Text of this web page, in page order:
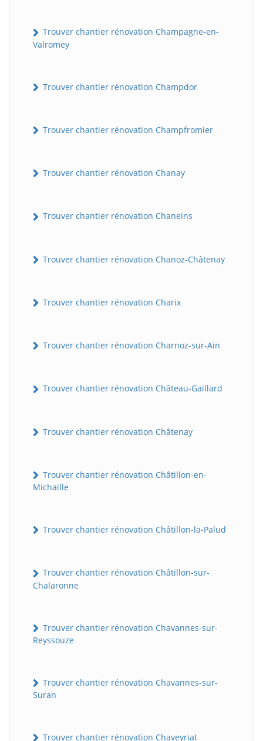
Trouver chantier rénovation Champagne-en-
Valromey
Trouver chantier rénovation Champdor
Trouver chantier rénovation Champfromier
Trouver chantier rénovation Chanay
Trouver chantier rénovation Chaneins
Trouver chantier rénovation Chanoz-Châtenay
Trouver chantier rénovation Charix
Trouver chantier rénovation Charnoz-sur-Ain
Trouver chantier rénovation Château-Gaillard
Trouver chantier rénovation Châtenay
Trouver chantier rénovation Châtillon-en-
Michaille
Trouver chantier rénovation Châtillon-la-Palud
Trouver chantier rénovation Châtillon-sur-
Chalaronne
Trouver chantier rénovation Chavannes-sur-
Reyssouze
Trouver chantier rénovation Chavannes-sur-
Suran
Trouver chantier rénovation Chaveyriat